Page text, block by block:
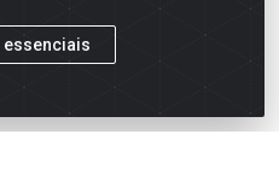
essenciais
via internet. Preços e
sem aviso prévio.